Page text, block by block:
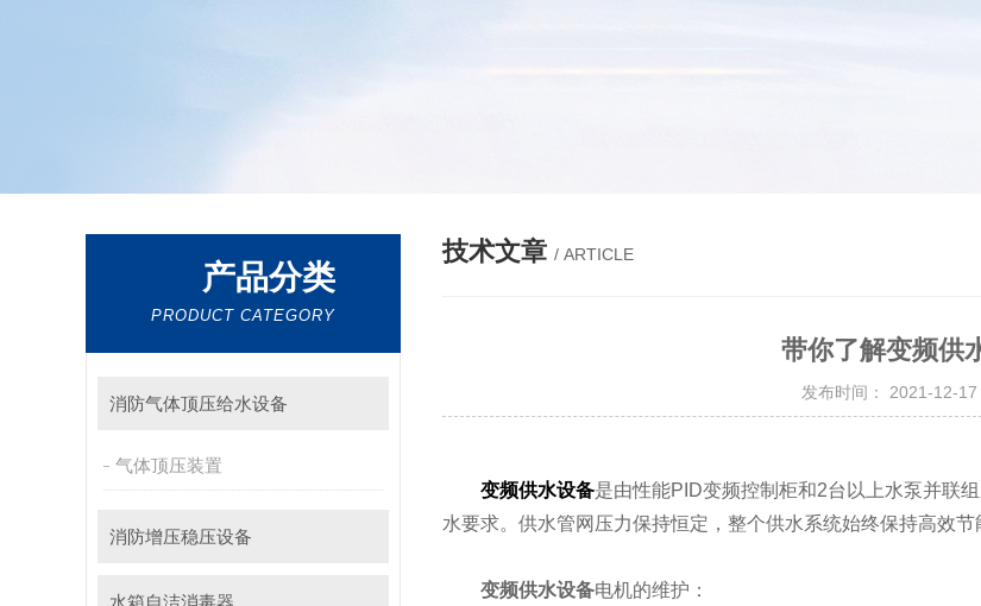
产品分类
PRODUCT CATEGORY
消防气体顶压给水设备
气体顶压装置
消防增压稳压设备
水箱自洁消毒器
技术文章 / ARTICLE
带你了解变频供
发布时间： 2021-12-
变频供水设备是由性能PID变频控制柜和2台以上水泵并联
水要求。供水管网压力保持恒定，整个供水系统始终保持高效节
变频供水设备电机的维护：